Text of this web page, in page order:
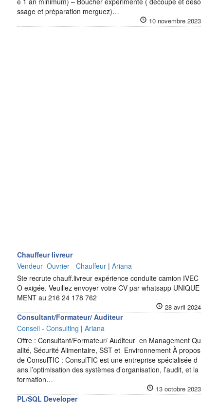
ssage et préparation merguez)…
10 novembre 2023
Chauffeur livreur
Vendeur- Ouvrier - Chauffeur | Ariana
Ste recrute chauff.livreur expérience conduite camion IVEC
O exigée. Veuillez envoyer votre CV par whatsapp UNIQUE
MENT au 216 24 178 762
28 avril 2024
Consultant/Formateur/ Auditeur
Conseil - Consulting | Ariana
Offre : Consultant/Formateur/ Auditeur en Management Qu
alité, Sécurité Alimentaire, SST et Environnement À propos
de ConsulTIC : ConsulTIC est une entreprise spécialisée d
ans l’optimisation des systèmes d’organisation, l’audit, et la
formation…
13 octobre 2023
PL/SQL Developer